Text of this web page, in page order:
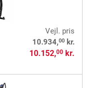
Vejl. pris
10.934,00kr.
10.152,00kr.